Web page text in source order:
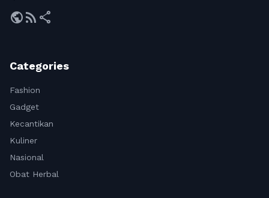
publicrss_feed share
Categories
Fashion
Gadget
Kecantikan
Kuliner
Nasional
Obat Herbal